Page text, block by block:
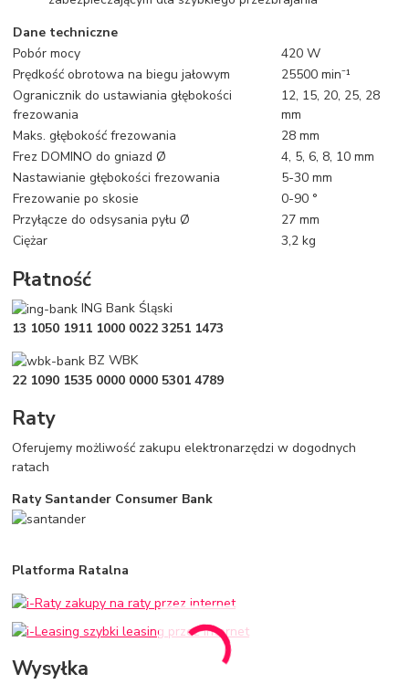
Dane techniczne
Pobór mocy
420 W
Prędkość obrotowa na biegu jałowym
25500 min⁻¹
Ogranicznik do ustawiania głębokości
frezowania
12, 15, 20, 25, 28
mm
Maks. głębokość frezowania
28 mm
Frez DOMINO do gniazd Ø
4, 5, 6, 8, 10 mm
Nastawianie głębokości frezowania
5-30 mm
Frezowanie po skosie
0-90 °
Przyłącze do odsysania pyłu Ø
27 mm
Ciężar
3,2 kg
Płatność
ING Bank Śląski
13 1050 1911 1000 0022 3251 1473
BZ WBK
22 1090 1535 0000 0000 5301 4789
Raty
Oferujemy możliwość zakupu elektronarzędzi w dogodnych
ratach
Raty Santander Consumer Bank
Platforma Ratalna
Wysyłka